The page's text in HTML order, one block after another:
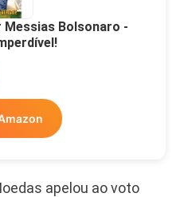
Messias Bolsonaro -
apelou ao voto